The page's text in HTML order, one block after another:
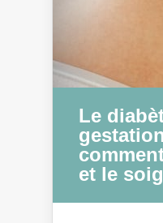
Le
et le